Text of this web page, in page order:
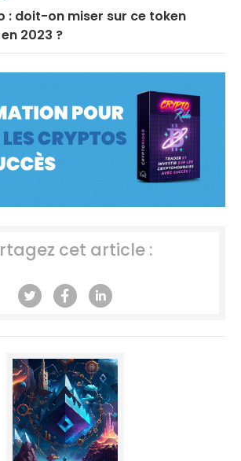
: doit-on miser sur ce token
2023 ?
cet article :